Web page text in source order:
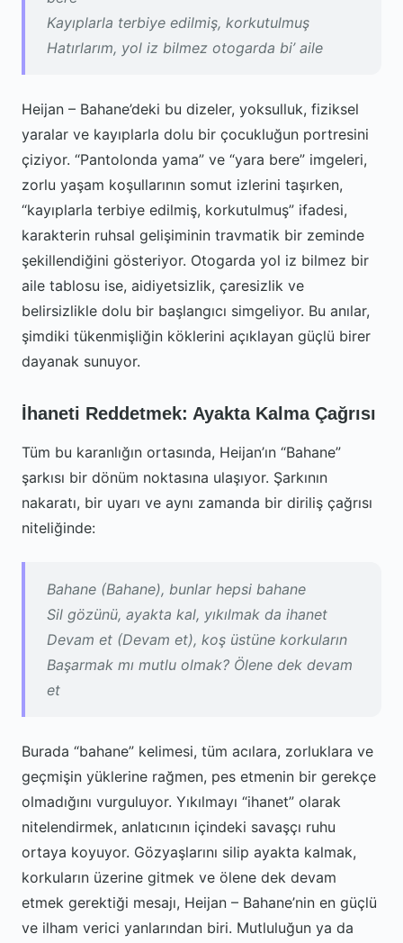
Kayıplarla terbiye edilmiş, korkutulmuş
Hatırlarım, yol iz bilmez otogarda bi’ aile
Heijan – Bahane’deki bu dizeler, yoksulluk, fiziksel
yaralar ve kayıplarla dolu bir çocukluğun portresini
çiziyor. “Pantolonda yama” ve “yara bere” imgeleri,
zorlu yaşam koşullarının somut izlerini taşırken,
“kayıplarla terbiye edilmiş, korkutulmuş” ifadesi,
karakterin ruhsal gelişiminin travmatik bir zeminde
şekillendiğini gösteriyor. Otogarda yol iz bilmez bir
aile tablosu ise, aidiyetsizlik, çaresizlik ve
belirsizlikle dolu bir başlangıcı simgeliyor. Bu anılar,
şimdiki tükenmişliğin köklerini açıklayan güçlü birer
dayanak sunuyor.
İhaneti Reddetmek: Ayakta Kalma Çağrısı
Tüm bu karanlığın ortasında, Heijan’ın “Bahane”
şarkısı bir dönüm noktasına ulaşıyor. Şarkının
nakaratı, bir uyarı ve aynı zamanda bir diriliş çağrısı
niteliğinde:
Bahane (Bahane), bunlar hepsi bahane
Sil gözünü, ayakta kal, yıkılmak da ihanet
Devam et (Devam et), koş üstüne korkuların
Başarmak mı mutlu olmak? Ölene dek devam
et
Burada “bahane” kelimesi, tüm acılara, zorluklara ve
geçmişin yüklerine rağmen, pes etmenin bir gerekçe
olmadığını vurguluyor. Yıkılmayı “ihanet” olarak
nitelendirmek, anlatıcının içindeki savaşçı ruhu
ortaya koyuyor. Gözyaşlarını silip ayakta kalmak,
korkuların üzerine gitmek ve ölene dek devam
etmek gerektiği mesajı, Heijan – Bahane’nin en güçlü
ve ilham verici yanlarından biri. Mutluluğun ya da